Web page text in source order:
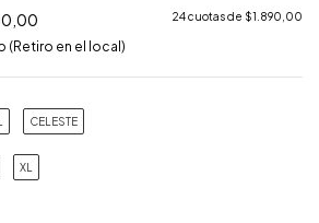
24cuotas de $1.890,00
(Retiro en el local)
CELESTE
XL